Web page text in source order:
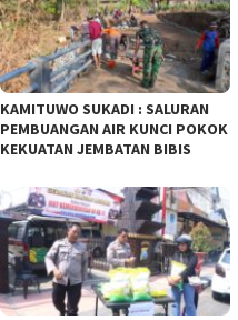
KAMITUWO SUKADI : SALURAN
PEMBUANGAN AIR KUNCI POKOK
KEKUATAN JEMBATAN BIBIS